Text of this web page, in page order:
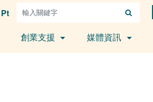
Pt
創業支援 媒體資訊